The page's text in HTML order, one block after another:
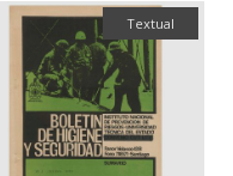
Textual